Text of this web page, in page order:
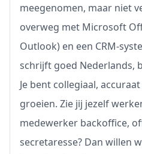
meegenomen, maar niet
overweg met Microsoft
Outlook) en een CRM-
schrijft goed Nederlands,
Je bent collegiaal,
groeien. Zie jij jezelf
medewerker backoffice,
secretaresse? Dan willen